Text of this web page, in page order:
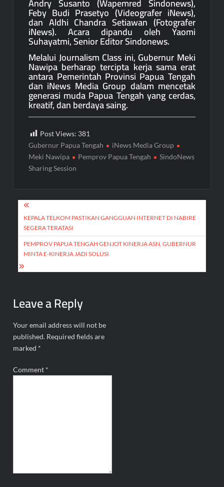
Feby Budi Prasetyo (Videografer iNews),
dan Aldhi Chandra Setiawan (Fotografer
iNews). Acara dipandu oleh Yaomi
Suhayatmi, Senior Editor Sindonews.
Melalui Journalism Class ini, Gubernur Meki
Nawipa berharap tercipta kerja sama erat
antara Pemerintah Provinsi Papua Tengah
dan iNews Media Group dalam mencetak
generasi muda Papua Tengah yang cerdas,
kreatif, dan berdaya saing.
Post Views: 381
Gubernur Papua Tengah
iNews Media Group
Meki Nawipa
Pemprov Papua Tengah
SindoNews
Sharing Session
Post
navigation
KEPALA TELKOM PASTIKAN GANGGUAN INTERNET DI NABIRE
SEGERA TERATASI
PEMPROV PAPUA TENGAH GENJOT KINERJA ASN, GUBERNUR
MINTA E-KINERJA JADI SOLUSI
Leave a Reply
Your email address will not be
published. Required fields are
marked *
Comment *